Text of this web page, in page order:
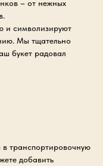
– от нежных
и символизируют
Мы тщательно
букет радовал
в транспортировочную
добавить